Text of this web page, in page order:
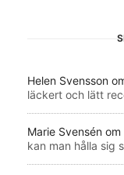
Helen Svensson
läckert och lätt
Marie Svensén om
kan man hålla sig